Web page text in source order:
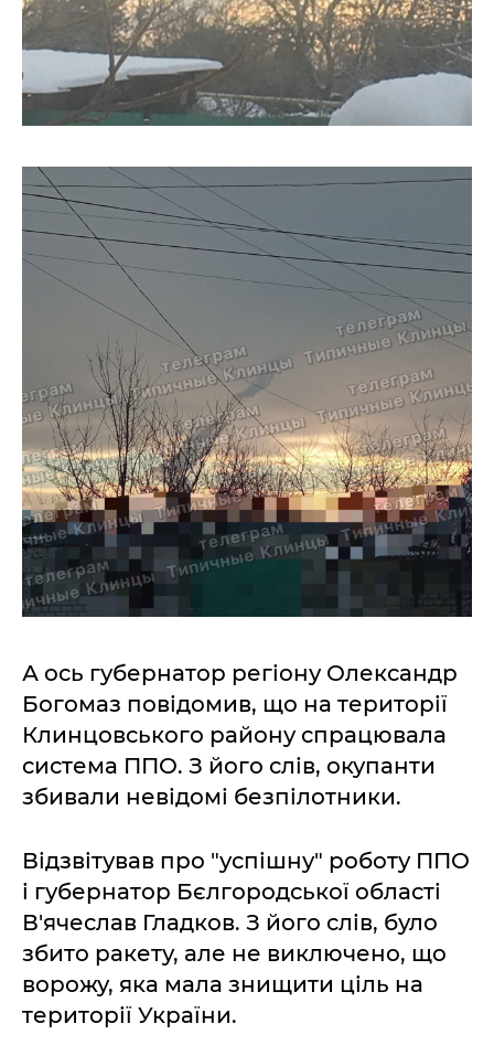
А ось губернатор регіону Олександр
Богомаз повідомив, що на території
Клинцовського району спрацювала
система ППО. З його слів, окупанти
збивали невідомі безпілотники.
Відзвітував про "успішну" роботу ППО
і губернатор Бєлгородської області
В'ячеслав Гладков. З його слів, було
збито ракету, але не виключено, що
ворожу, яка мала знищити ціль на
території України.